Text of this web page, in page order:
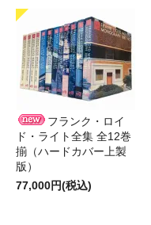
フランク・ロイ
ド・ライト全集 全12巻
揃（ハードカバー上製
版）
77,000円(税込)